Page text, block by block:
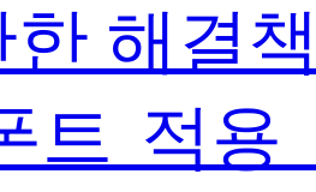
한 해결
트 적용